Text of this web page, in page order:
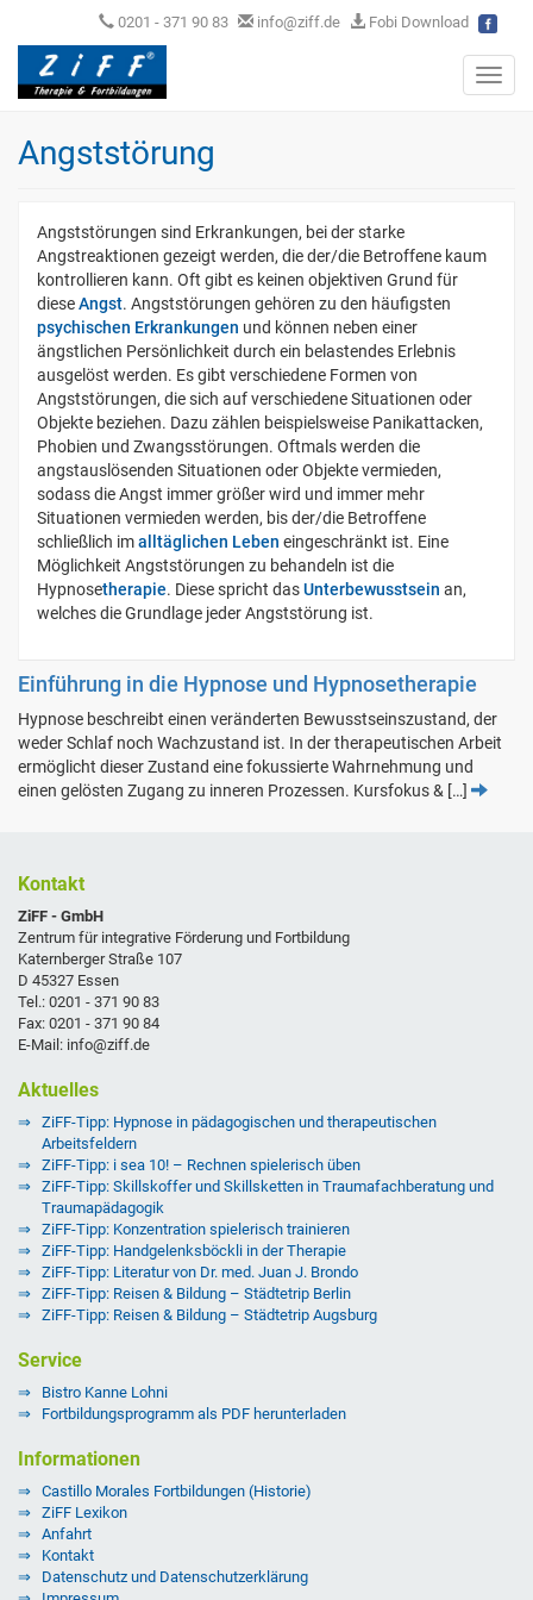
0201 - 371 90 83 info@ziff.de Fobi Download
Angststörung
Angststörungen sind Erkrankungen, bei der starke
Angstreaktionen gezeigt werden, die der/die Betroffene kaum
kontrollieren kann. Oft gibt es keinen objektiven Grund für
dieseAngst. Angststörungen gehören zu den häufigsten
psychischen Erkrankungen und können neben einer
ängstlichen Persönlichkeit durch ein belastendes Erlebnis
ausgelöst werden. Es gibt verschiedene Formen von
Angststörungen, die sich auf verschiedene Situationen oder
Objekte beziehen. Dazu zählen beispielsweise Panikattacken,
Phobien und Zwangsstörungen. Oftmals werden die
angstauslösenden Situationen oder Objekte vermieden,
sodass die Angst immer größer wird und immer mehr
Situationen vermieden werden, bis der/die Betroffene
schließlich imalltäglichen Leben eingeschränkt ist. Eine
Möglichkeit Angststörungen zu behandeln ist die
Hypnosetherapie. Diese spricht dasUnterbewusstsein an,
welches die Grundlage jeder Angststörung ist.
Einführung in die Hypnose und Hypnosetherapie
Hypnose beschreibt einen veränderten Bewusstseinszustand, der
weder Schlaf noch Wachzustand ist. In der therapeutischen Arbeit
ermöglicht dieser Zustand eine fokussierte Wahrnehmung und
einen gelösten Zugang zu inneren Prozessen. Kursfokus & […]
Kontakt
ZiFF - GmbH
Zentrum für integrative Förderung und Fortbildung
Katernberger Straße 107
D 45327 Essen
Tel.: 0201 - 371 90 83
Fax: 0201 - 371 90 84
E-Mail: info@ziff.de
Aktuelles
ZiFF-Tipp: Hypnose in pädagogischen und therapeutischen
Arbeitsfeldern
ZiFF-Tipp: i sea 10! – Rechnen spielerisch üben
ZiFF-Tipp: Skillskoffer und Skillsketten in Traumafachberatung und
Traumapädagogik
ZiFF-Tipp: Konzentration spielerisch trainieren
ZiFF-Tipp: Handgelenksböckli in der Therapie
ZiFF-Tipp: Literatur von Dr. med. Juan J. Brondo
ZiFF-Tipp: Reisen & Bildung – Städtetrip Berlin
ZiFF-Tipp: Reisen & Bildung – Städtetrip Augsburg
Service
Bistro Kanne Lohni
Fortbildungsprogramm als PDF herunterladen
Informationen
Castillo Morales Fortbildungen (Historie)
ZiFF Lexikon
Anfahrt
Kontakt
Datenschutz und Datenschutzerklärung